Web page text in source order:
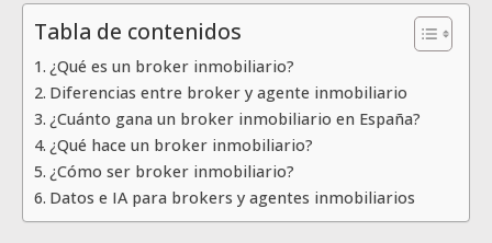
Tabla de contenidos
¿Qué es un broker inmobiliario?
Diferencias entre broker y agente inmobiliario
¿Cuánto gana un broker inmobiliario en España?
¿Qué hace un broker inmobiliario?
¿Cómo ser broker inmobiliario?
Datos e IA para brokers y agentes inmobiliarios